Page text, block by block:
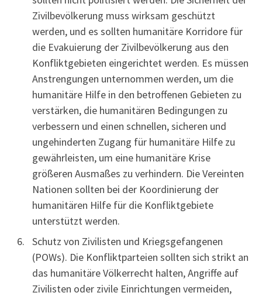
Zivilbevölkerung muss wirksam geschützt
werden, und es sollten humanitäre Korridore für
die Evakuierung der Zivilbevölkerung aus den
Konfliktgebieten eingerichtet werden. Es müssen
Anstrengungen unternommen werden, um die
humanitäre Hilfe in den betroffenen Gebieten zu
verstärken, die humanitären Bedingungen zu
verbessern und einen schnellen, sicheren und
ungehinderten Zugang für humanitäre Hilfe zu
gewährleisten, um eine humanitäre Krise
größeren Ausmaßes zu verhindern. Die Vereinten
Nationen sollten bei der Koordinierung der
humanitären Hilfe für die Konfliktgebiete
unterstützt werden.
Schutz von Zivilisten und Kriegsgefangenen
(POWs). Die Konfliktparteien sollten sich strikt an
das humanitäre Völkerrecht halten, Angriffe auf
Zivilisten oder zivile Einrichtungen vermeiden,